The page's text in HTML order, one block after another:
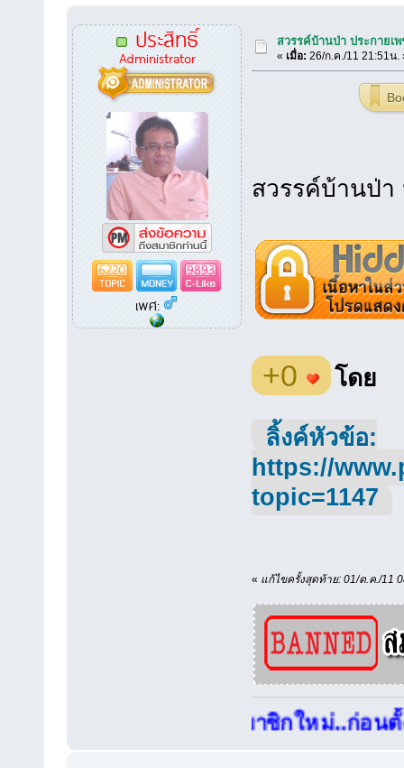
ประสิทธิ์
Administrator
6220
9893
เพศ:
สวรรค์บ้านป่า ประกายเ
« เมื่อ: 26/ก.ค./11 21:51น.
สวรรค์บ้านป่า
+0 โดย
ลิ้งค์หัวข้อ:
https://
topic=1147
« แก้ไขครั้งสุดท้าย: 01/ต.ค./11
สมาชิกใหม่..ก่อนตั้งกระ